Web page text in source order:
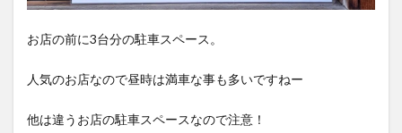
お店の前に3台分の駐車スペース。
人気のお店なので昼時は満車な事も多いですねー
他は違うお店の駐車スペースなので注意！